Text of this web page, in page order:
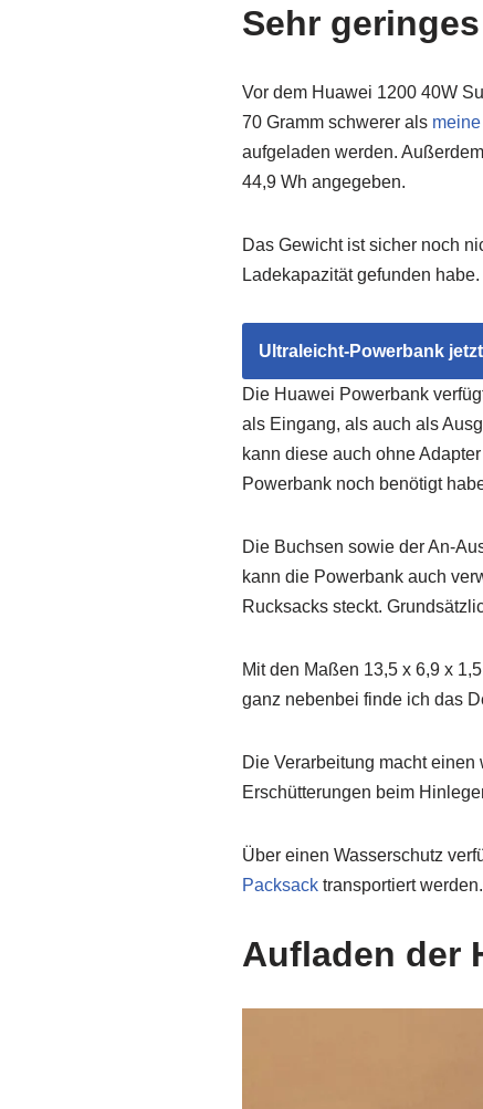
Sehr
Vor dem Huawei 1200 40W
70 Gramm schwerer als
aufgeladen werden.
44,9 Wh angegeben.
Das Gewicht ist sicher noch
Ladekapazität gefunden habe.
Ultraleicht-Powerbank
Die Huawei Powerbank
als Eingang, als auch als
kann diese auch ohne
Powerbank noch benötigt
Die Buchsen sowie der An-
kann die Powerbank auch
Rucksacks steckt.
Mit den Maßen 13,5 x 6,9 x
ganz nebenbei finde ich das
Die Verarbeitung macht
Erschütterungen beim
Über einen Wasserschutz
Packsack transportiert werden.
Aufladen der